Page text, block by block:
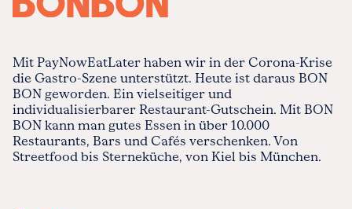
Mit PayNowEatLater haben wir in der Corona-Krise
die Gastro-Szene unterstützt. Heute ist daraus BON
BON geworden. Ein vielseitiger und
individualisierbarer Restaurant-Gutschein. Mit BON
BON kann man gutes Essen in über 10.000
Restaurants, Bars und Cafés verschenken. Von
Streetfood bis Sterneküche, von Kiel bis München.